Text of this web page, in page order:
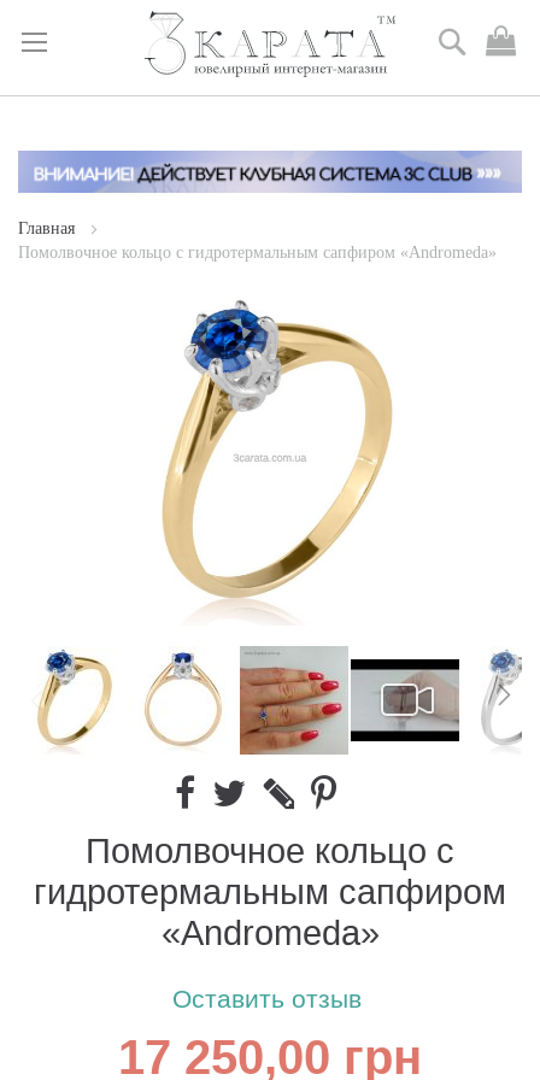
Skip
Content
Поиск
Главная
Помолвочное кольцо с гидротермальным сапфиром «Andromeda»
Помолвочное кольцо с
гидротермальным сапфиром
«Andromeda»
Оставить отзыв
17 250,00 грн